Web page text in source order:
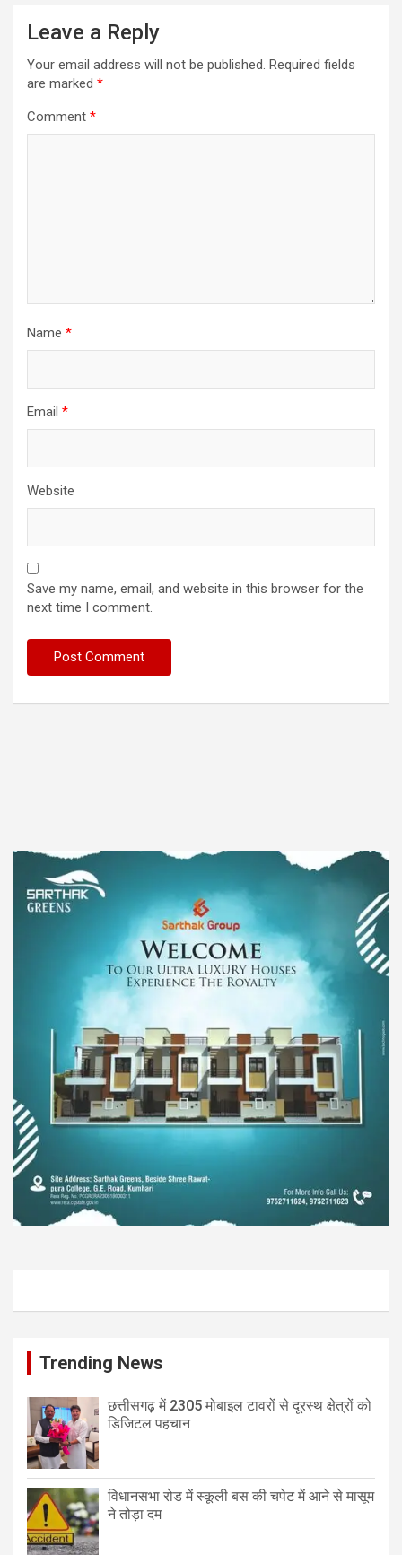
Leave a Reply
Your email address will not be published. Required fields
are marked *
Comment *
Name *
Email *
Website
Save my name, email, and website in this browser for the
next time I comment.
Trending News
छत्तीसगढ़ में 2305 मोबाइल टावरों से दूरस्थ क्षेत्रों को
डिजिटल पहचान
विधानसभा रोड में स्कूली बस की चपेट में आने से मासूम
ने तोड़ा दम